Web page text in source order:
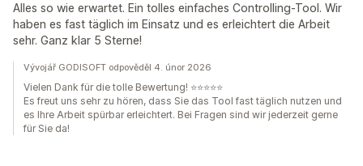
Alles so wie erwartet. Ein tolles einfaches Controlling-Tool. Wir
haben es fast täglich im Einsatz und es erleichtert die Arbeit
sehr. Ganz klar 5 Sterne!
Vývojář GODISOFT odpověděl 4. únor 2026
Vielen Dank für die tolle Bewertung! ⭐⭐⭐⭐⭐
Es freut uns sehr zu hören, dass Sie das Tool fast täglich nutzen und
es Ihre Arbeit spürbar erleichtert. Bei Fragen sind wir jederzeit gerne
für Sie da!